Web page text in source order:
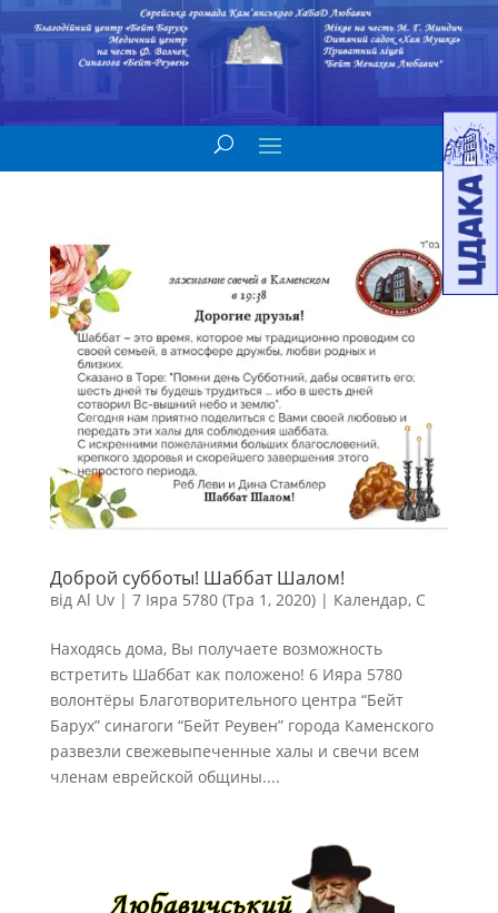
Доброй субботы! Шаббат Шалом!
від Al Uv| 7 Іяра 5780 (Тра 1, 2020)| Календар, С
Находясь дома, Вы получаете возможность
встретить Шаббат как положено! 6 Ияра 5780
волонтёры Благотворительного центра “Бейт
Барух” синагоги “Бейт Реувен” города Каменского
развезли свежевыпеченные халы и свечи всем
членам еврейской общины....